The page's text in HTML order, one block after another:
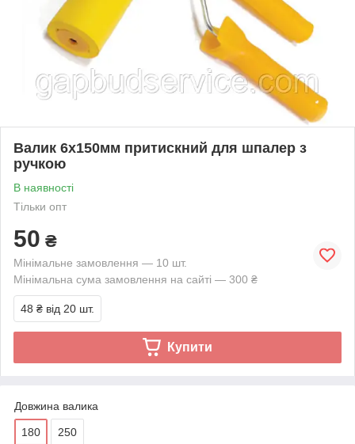
Валик 6х150мм притискний для шпалер з
ручкою
В наявності
Тільки опт
50 ₴
Мінімальне замовлення — 10 шт.
Мінімальна сума замовлення на сайті — 300 ₴
48 ₴ від 20 шт.
Купити
Довжина валика
180 250